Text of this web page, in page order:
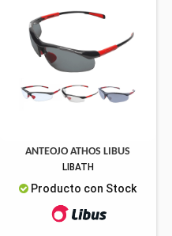
ANTEOJO ATHOS LIBUS
LIBATH
Producto con Stock